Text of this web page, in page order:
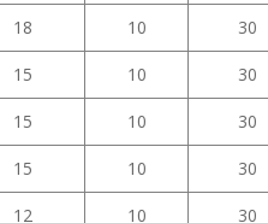
18 10 30
15 10 30
15 10 30
15 10 30
12 10 30